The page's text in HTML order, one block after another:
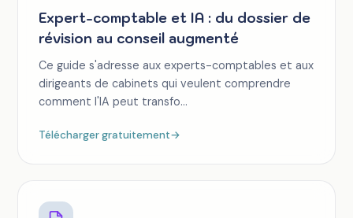
Expert-comptable et IA : du dossier de
révision au conseil augmenté
Ce guide s'adresse aux experts-comptables et aux
dirigeants de cabinets qui veulent comprendre
comment l'IA peut transfo...
Télécharger gratuitement→